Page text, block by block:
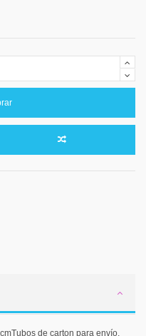
de carton para envío,